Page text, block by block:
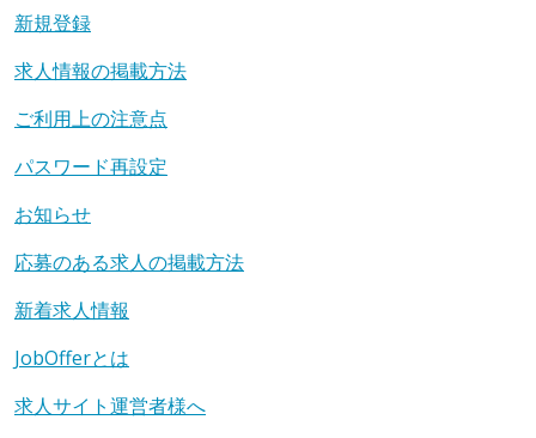
新規登録
求人情報の掲載方法
ご利用上の注意点
パスワード再設定
お知らせ
応募のある求人の掲載方法
新着求人情報
JobOfferとは
求人サイト運営者様へ